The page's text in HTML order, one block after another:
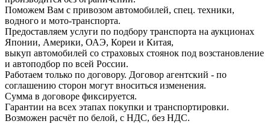
Поможем Вам с привозом автомобилей, спец. техники,
водного и мото-транспорта.
Предоставляем услуги по подбору транспорта на аукционах
Японии, Америки, ОАЭ, Кореи и Китая,
выкуп автомобилей со страховых стоянок под возстановление
и автоподбор по всей России.
Работаем только по договору. Договор агентский - по
соглашению сторон могут вноситься изменения.
Сумма в договоре фиксируется.
Гарантии на всех этапах покупки и транспортировки.
Возможен расчёт по белой, с НДС, без НДС.